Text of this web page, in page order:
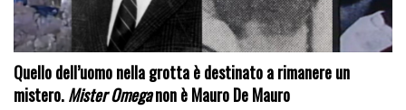
Quello dell’uomo nella grotta è destinato a rimanere un
mistero.Mister Omeganon è Mauro De Mauro